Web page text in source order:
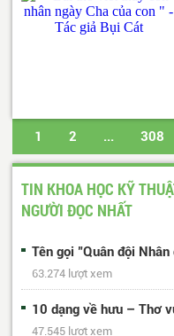
1 2 ... 308
312 ... 488
TIN KHOA HỌC KỸ
NGƯỜI ĐỌC NHẤT
Tên gọi "Quân đội
63.274 lượt xem
10 dạng về hưu – Thơ
47.545 lượt xem